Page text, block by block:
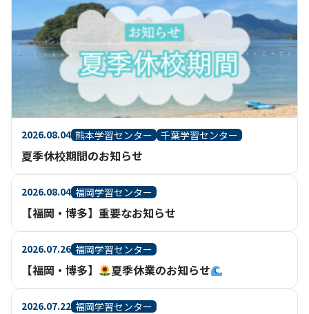
2026.08.04 熊本学習センター 千葉学習センター
夏季休校期間のお知らせ
2026.08.04 福岡学習センター
【福岡・博多】重要なお知らせ
2026.07.26 福岡学習センター
【福岡・博多】 夏季休業のお知らせ
2026.07.22 福岡学習センター